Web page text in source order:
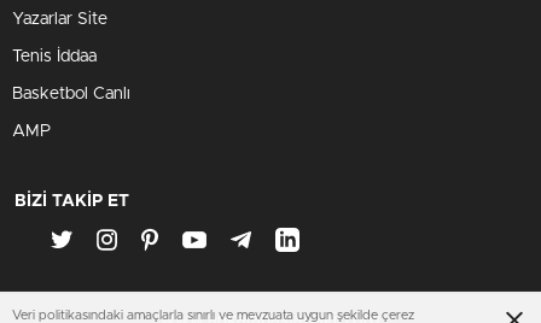
Yazarlar Site
Tenis İddaa
Basketbol Canlı
AMP
BİZİ TAKİP ET
Veri politikasındaki amaçlarla sınırlı ve mevzuata uygun şekilde çerez